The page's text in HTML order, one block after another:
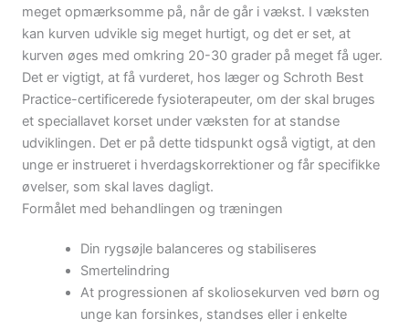
meget opmærksomme på, når de går i vækst. I væksten
kan kurven udvikle sig meget hurtigt, og det er set, at
kurven øges med omkring 20-30 grader på meget få uger.
Det er vigtigt, at få vurderet, hos læger og Schroth Best
Practice-certificerede fysioterapeuter, om der skal bruges
et speciallavet korset under væksten for at standse
udviklingen. Det er på dette tidspunkt også vigtigt, at den
unge er instrueret i hverdagskorrektioner og får specifikke
øvelser, som skal laves dagligt.
Formålet med behandlingen og træningen
Din rygsøjle balanceres og stabiliseres
Smertelindring
At progressionen af skoliosekurven ved børn og
unge kan forsinkes, standses eller i enkelte